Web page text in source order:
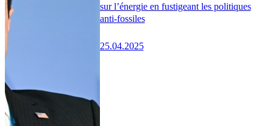
sur l’énergie en fustigeant les politiques
anti-fossiles
25.04.2025